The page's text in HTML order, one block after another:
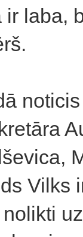
laba,
Vilks